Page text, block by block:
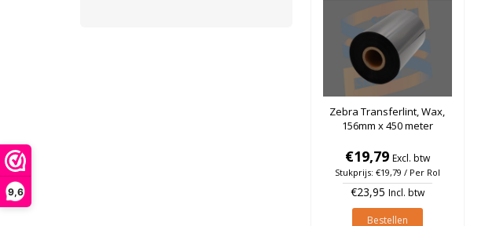
9,6
Zebra Transferlint, Wax,
156mm x 450 meter
€19,79 Excl. btw
Stukprijs: €19,79 / Per Rol
€23,95 Incl. btw
Bestellen